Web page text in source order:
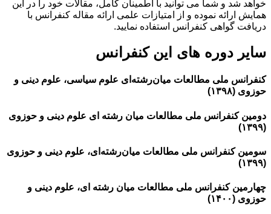
خواهد شد و شما می توانید با اطمینان کامل، مقالات خود را در این
همایش ارائه نموده و از امتیازات علمی ارائه مقاله کنفرانس با
دریافت گواهی کنفرانس استفاده نمایید.
سایر دوره های این کنفرانس
کنفرانس ملی مطالعات میان‌رشته‌ای علوم سیاسی، علوم دینی و
حوزوی (۱۳۹۸)
دومین کنفرانس ملی مطالعات میان رشته ای علوم دینی و حوزوی
(۱۳۹۹)
سومین کنفرانس ملی مطالعات میان‌رشته‌ای، علوم دینی و حوزوی
(۱۳۹۹)
چهارمین کنفرانس ملی مطالعات میان رشته ای، علوم دینی و
حوزوی (۱۴۰۰)